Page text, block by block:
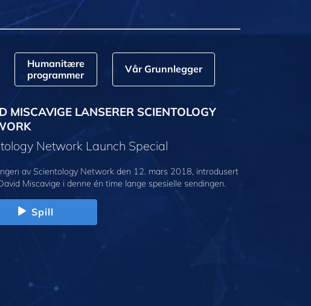
Humanitære
programmer
Vår Grunnlegger
MISCAVIGE LANSERER SCIENTOLOGY
Network Launch Special
av Scientology Network den 12. mars 2018, introdusert
Miscavige i denne én time lange spesielle sendingen.
Spill